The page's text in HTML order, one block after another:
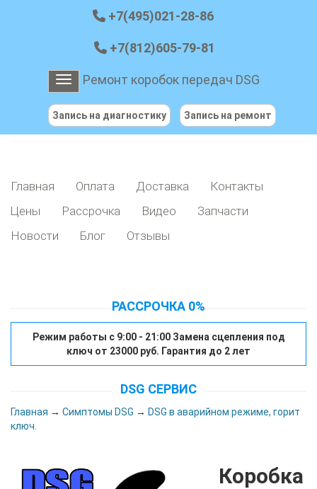
+7(495)021-28-86
+7(812)605-79-81
Toggle navigation
Ремонт коробок передач DSG
Запись на диагностику Запись на ремонт
Главная Оплата Доставка
Контакты
Цены
Рассрочка Видео
Запчасти
Новости
Блог Отзывы
РАССРОЧКА 0%
Режим работы с 9:00 - 21:00 Замена сцепления под
ключ от 23000 руб. Гарантия до 2 лет
DSG СЕРВИС
Главная → Симптомы DSG → DSG в аварийном режиме, горит
ключ.
Коробка